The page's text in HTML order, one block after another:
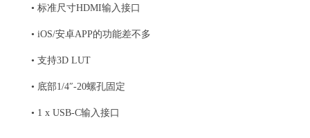
• 标准尺寸HDMI输入接口
• iOS/安卓APP的功能差不多
• 支持3D LUT
• 底部1/4″-20螺孔固定
• 1 x USB-C输入接口